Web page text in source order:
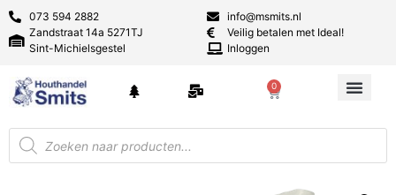
073 594 2882
Zandstraat 14a 5271TJ
Sint-Michielsgestel
info@msmits.nl
Veilig betalen met Ideal!
Inloggen
0